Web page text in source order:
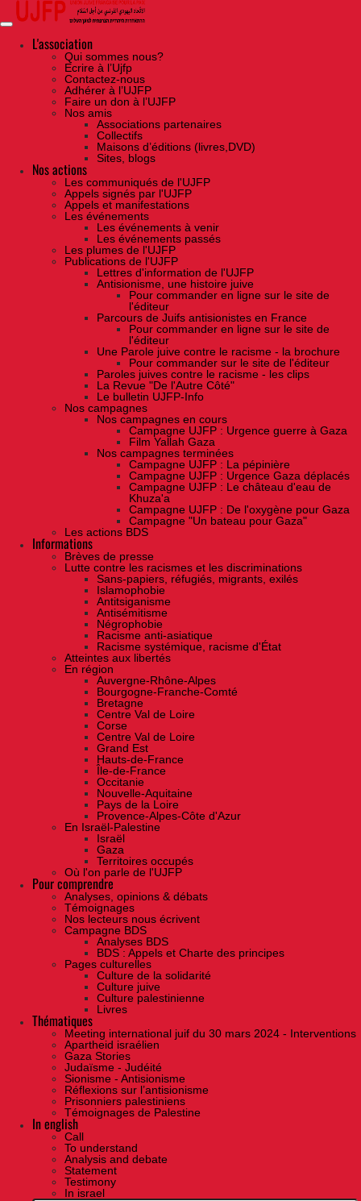
Skip
the
contentL'association
Qui sommes nous?
Ecrire à l’Ujfp
Contactez-nous
Adhérer à l’UJFP
Faire un don à l’UJFP
Nos amis
Associations partenaires
Collectifs
Maisons d’éditions (livres,DVD)
Sites, blogs
Nos actions
Les communiqués de l'UJFP
Appels signés par l'UJFP
Appels et manifestations
Les événements
Les événements à venir
Les événements passés
Les plumes de l'UJFP
Publications de l'UJFP
Lettres d'information de l'UJFP
Antisionisme, une histoire juive
Pour commander en ligne sur le site de
l'éditeur
Parcours de Juifs antisionistes en France
Pour commander en ligne sur le site de
l'éditeur
Une Parole juive contre le racisme - la brochure
Pour commander sur le site de l'éditeur
Paroles juives contre le racisme - les clips
La Revue "De l'Autre Côté"
Le bulletin UJFP-Info
Nos campagnes
Nos campagnes en cours
Campagne UJFP : Urgence guerre à Gaza
Film Yallah Gaza
Nos campagnes terminées
Campagne UJFP : La pépinière
Campagne UJFP : Urgence Gaza déplacés
Campagne UJFP : Le château d'eau de
Khuza'a
Campagne UJFP : De l'oxygène pour Gaza
Campagne "Un bateau pour Gaza"
Les actions BDS
Informations
Brèves de presse
Lutte contre les racismes et les discriminations
Sans-papiers, réfugiés, migrants, exilés
Islamophobie
Antitsiganisme
Antisémitisme
Négrophobie
Racisme anti-asiatique
Racisme systémique, racisme d'État
Atteintes aux libertés
En région
Auvergne-Rhône-Alpes
Bourgogne-Franche-Comté
Bretagne
Centre Val de Loire
Corse
Centre Val de Loire
Grand Est
Hauts-de-France
Île-de-France
Occitanie
Nouvelle-Aquitaine
Pays de la Loire
Provence-Alpes-Côte d'Azur
En Israël-Palestine
Israël
Gaza
Territoires occupés
Où l'on parle de l'UJFP
Pour comprendre
Analyses, opinions & débats
Témoignages
Nos lecteurs nous écrivent
Campagne BDS
Analyses BDS
BDS : Appels et Charte des principes
Pages culturelles
Culture de la solidarité
Culture juive
Culture palestinienne
Livres
Thématiques
Meeting international juif du 30 mars 2024 - Interventions
Apartheid israélien
Gaza Stories
Judaïsme - Judéité
Sionisme - Antisionisme
Réflexions sur l’antisionisme
Prisonniers palestiniens
Témoignages de Palestine
In english
Call
To understand
Analysis and debate
Statement
Testimony
In israel